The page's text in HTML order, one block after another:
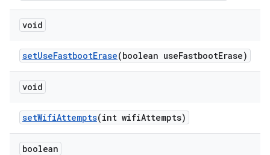
void
setUseFastbootErase(boolean useFastbootErase)
void
setWifiAttempts(int wifiAttempts)
boolean